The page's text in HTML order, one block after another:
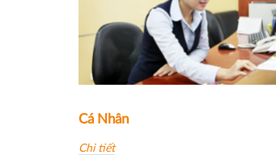
Cá Nhân
Chi tiết